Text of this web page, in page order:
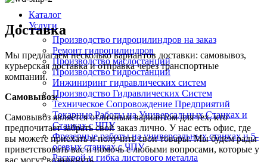
Каталог
Услуги
Производство гидроцилиндров на заказ
Ремонт гидроцилиндров
Производство маслостанций
Производство гидростанций
Инжиниринг гидравлических систем
Производство Гидравлических Систем
Техническое Сопровождение Предприятий
Токарные Работы на Универсальных Станках и
Станках с ЧПУ
Фрезерные работы на универсальных станках и 5-
осевых станках с ЧПУ
Раскрой и гибка листового металла
Доставка
Мы предлагаем несколько вариантов доставки: самовывоз,
курьерская доставка и отправка через транспортные
компании.
Самовывоз:
Самовывоз является отличным вариантом для тех, кто
предпочитает забрать свой заказ лично. У нас есть офис, где
вы можете приехать и получить свои товары. Мы будем рады
приветствовать вас и помочь с любыми вопросами, которые у